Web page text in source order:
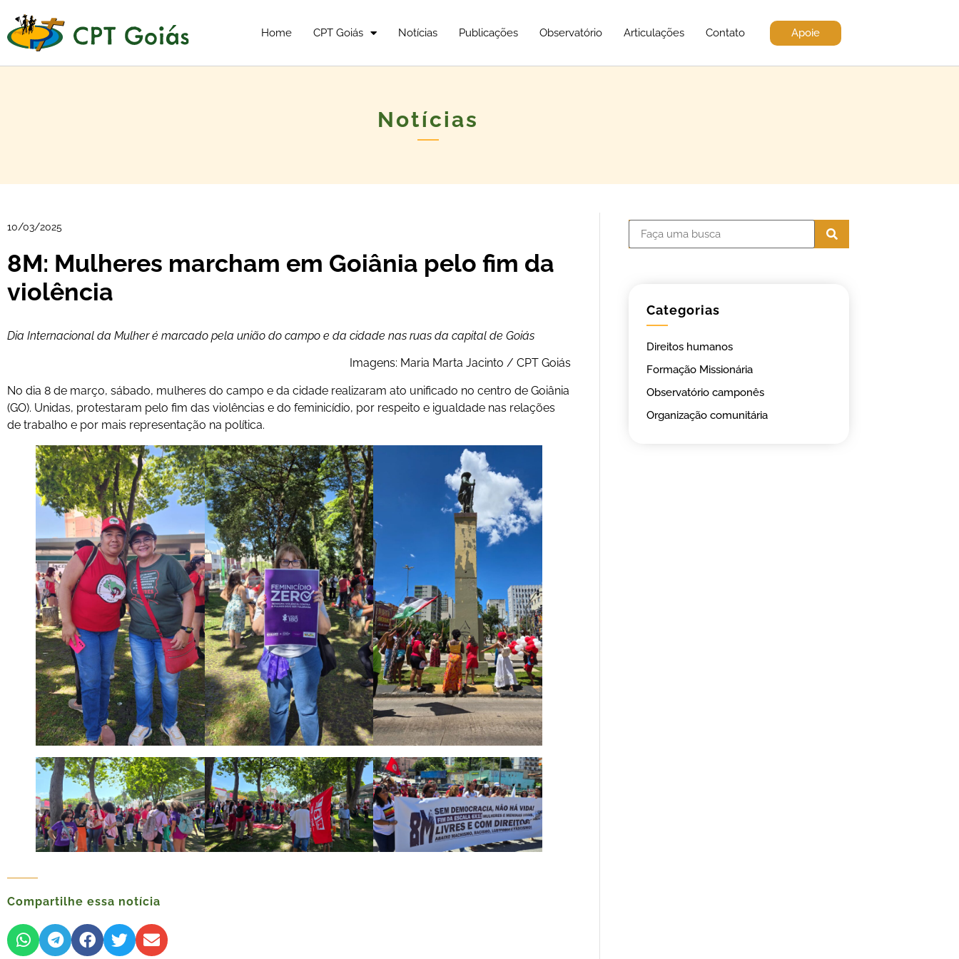
Home CPT Goiás Notícias Publicações Observatório Articulações Contato Apoie
Notícias
10/03/2025
8M: Mulheres marcham em Goiânia pelo fim da
violência
Dia Internacional da Mulher é marcado pela união do campo e da cidade nas ruas da capital de Goiás
Imagens: Maria Marta Jacinto / CPT Goiás
No dia 8 de março, sábado, mulheres do campo e da cidade realizaram ato unificado no centro de Goiânia
(GO). Unidas, protestaram pelo fim das violências e do feminicídio, por respeito e igualdade nas relações
de trabalho e por mais representação na política.
Compartilhe essa notícia
Categorias
Direitos humanos
Formação Missionária
Observatório camponês
Organização comunitária